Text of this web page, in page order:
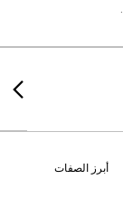
Next
أبرز الصفات